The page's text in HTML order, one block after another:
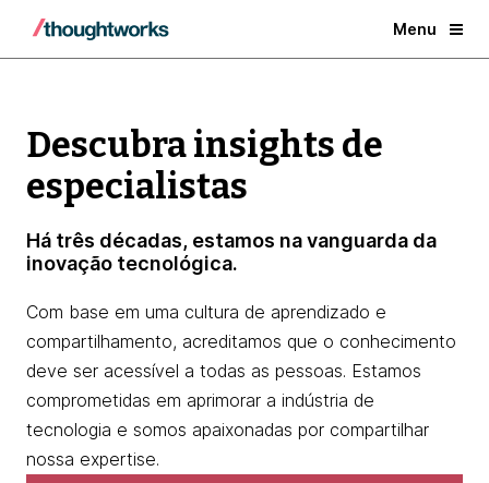
Menu
Descubra insights de
especialistas
Há três décadas, estamos na vanguarda da
inovação tecnológica.
Com base em uma cultura de aprendizado e
compartilhamento, acreditamos que o conhecimento
deve ser acessível a todas as pessoas. Estamos
comprometidas em aprimorar a indústria de
tecnologia e somos apaixonadas por compartilhar
nossa expertise.